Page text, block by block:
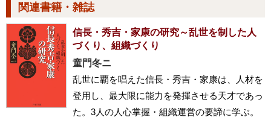
関連書籍・雑誌
信長・秀吉・家康の研究～乱世を制した人
づくり、組織づくり
童門冬ニ
乱世に覇を唱えた信長・秀吉・家康は、人材を
登用し、最大限に能力を発揮させる天才であっ
た。3人の人心掌握・組織運営の要諦に学ぶ。